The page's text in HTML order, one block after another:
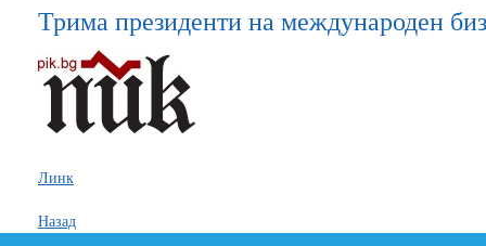
Трима президенти на международен
Линк
Назад